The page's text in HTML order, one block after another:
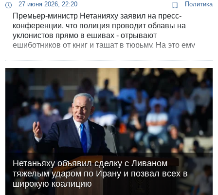
27 июня 2026, 22:20 Политика
Премьер-министр Нетанияху заявил на пресс-
конференции, что полиция проводит облавы на
уклонистов прямо в ешивах - отрывают
ешиботников от книг и тащат в тюрьму. На это ему
Нетаньяху объявил сделку с Ливаном
тяжелым ударом по Ирану и позвал всех в
широкую коалицию